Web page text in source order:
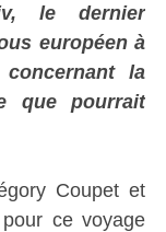
le dernier
européen à
la
que pourrait
Coupet et
ce voyage